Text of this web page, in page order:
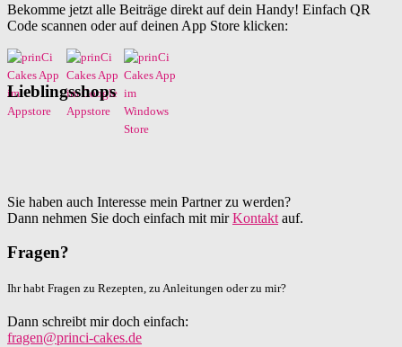
Bekomme jetzt alle Beiträge direkt auf dein Handy! Einfach QR
Code scannen oder auf deinen App Store klicken:
Lieblingsshops
Sie haben auch Interesse mein Partner zu werden?
Dann nehmen Sie doch einfach mit mirKontakt auf.
Fragen?
Ihr habt Fragen zu Rezepten, zu Anleitungen oder zu mir?
Dann schreibt mir doch einfach:
fragen@princi-cakes.de